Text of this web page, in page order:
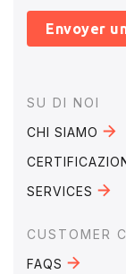
Envoyer
Footer
SU DI NOI
CHI SIAMO
SERVICES
CUSTOMER
FAQS